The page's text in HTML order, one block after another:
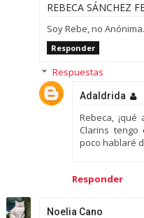
REBECA SÁNCHEZ
Soy Rebe, no
Responder
Respuestas
Adaldrida
Rebeca,
Clarins
poco hablaré
Responder
Noelia Cano